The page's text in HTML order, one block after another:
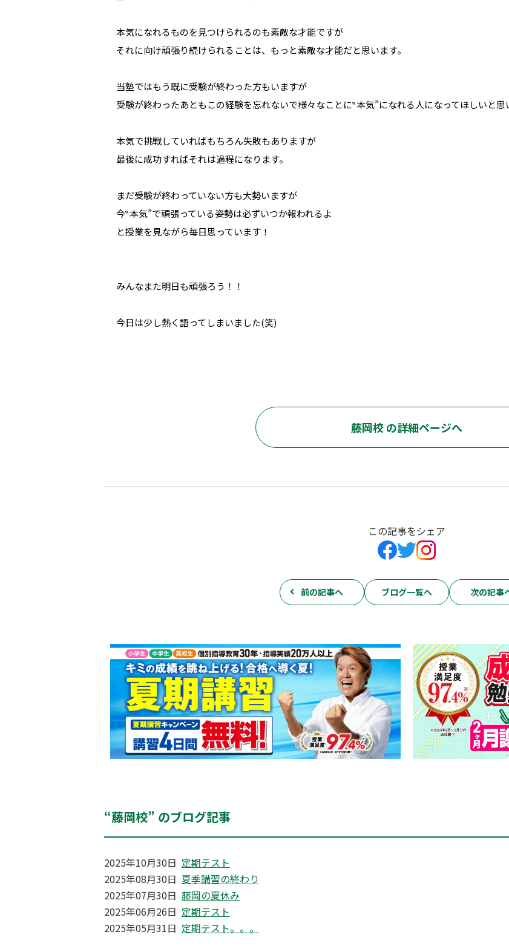
本気になれるものを見つけられるのも素敵な才能ですが
それに向け頑張り続けられることは、もっと素敵な才能だと思います。
当塾ではもう既に受験が終わった方もいますが
受験が終わったあともこの経験を忘れないで様々なことに‶本気”になれる人になってほしいと思
本気で挑戦していればもちろん失敗もありますが
最後に成功すればそれは過程になります。
まだ受験が終わっていない方も大勢いますが
今‶本気”で頑張っている姿勢は必ずいつか報われるよ
と授業を見ながら毎日思っています！
みんなまた明日も頑張ろう！！
今日は少し熱く語ってしまいました(笑)
藤岡校 の詳細ページへ
この記事をシェア
前の記事へ ブログ一覧へ 次の記事
“藤岡校” のブログ記事
2025年10月30日 定期テスト
2025年08月30日 夏季講習の終わり
2025年07月30日 藤岡の夏休み
2025年06月26日 定期テスト
2025年05月31日 定期テスト。。。